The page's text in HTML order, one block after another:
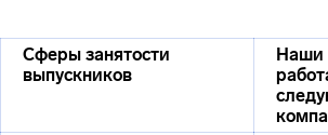
Сферы занятости
выпускников
Наши